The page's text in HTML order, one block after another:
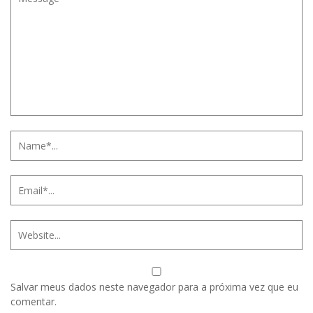
Salvar meus dados neste navegador para a próxima vez que eu
comentar.